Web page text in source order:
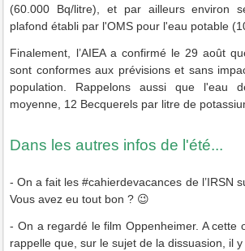
(60.000 Bq/litre), et par ailleurs environ
plafond établi par l'OMS pour l'eau potable
Finalement, l’AIEA a confirmé le 29 août
sont conformes aux prévisions et sans
population. Rappelons aussi que l'eau
moyenne, 12 Becquerels par litre de
Dans les autres infos de l'été...
- On a fait les #cahierdevacances de l’IRSN
Vous avez eu tout bon ? 😉
- On a regardé le film Oppenheimer. A cette
rappelle que, sur le sujet de la dissuasion, il y